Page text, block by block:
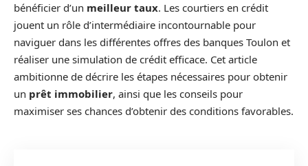
bénéficier d’un meilleur taux. Les courtiers en crédit
jouent un rôle d’intermédiaire incontournable pour
naviguer dans les différentes offres des banques Toulon et
réaliser une simulation de crédit efficace. Cet article
ambitionne de décrire les étapes nécessaires pour obtenir
un prêt immobilier, ainsi que les conseils pour
maximiser ses chances d’obtenir des conditions favorables.